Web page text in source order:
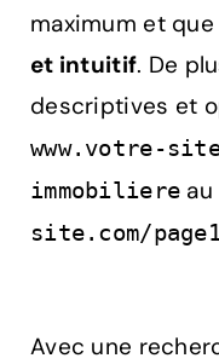
maximum et
et intuitif. De
descriptives et
www.votre-
immobiliere
site.com/
Avec une